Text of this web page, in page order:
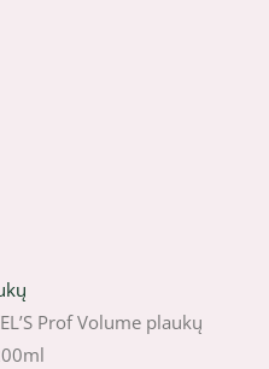
Prof Volume plaukų